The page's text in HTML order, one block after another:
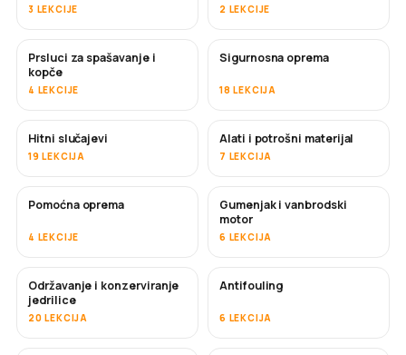
3 LEKCIJE 2 LEKCIJE
Prsluci za spašavanje i
kopče
4 LEKCIJE
Sigurnosna oprema
18 LEKCIJA
Hitni slučajevi
19 LEKCIJA
Alati i potrošni materijal
7 LEKCIJA
Pomoćna oprema
4 LEKCIJE
Gumenjak i vanbrodski
motor
6 LEKCIJA
Održavanje i konzerviranje
jedrilice
20 LEKCIJA
USKORO
Antifouling
6 LEKCIJA